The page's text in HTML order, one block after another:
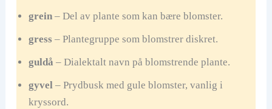
grein– Del av plante som kan bære blomster.
gress – Plantegruppe som blomstrer diskret.
guldå – Dialektalt navn på blomstrende plante.
gyvel– Prydbusk med gule blomster, vanlig i
kryssord.